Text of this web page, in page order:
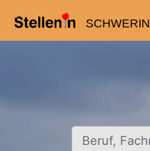
SCHWERIN
Beruf,